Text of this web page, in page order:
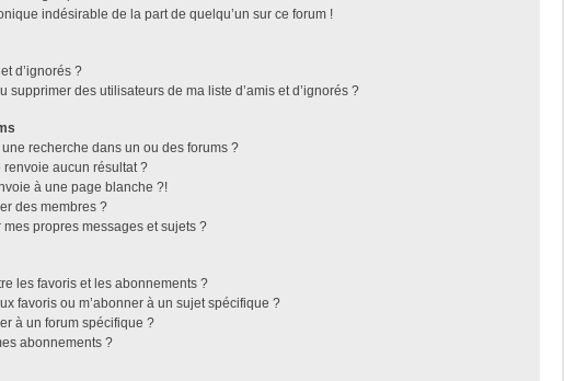
indésirable de la part de quelqu’un sur ce forum !
d’ignorés ?
supprimer des utilisateurs de ma liste d’amis et d’ignorés ?
recherche dans un ou des forums ?
aucun résultat ?
à une page blanche ?!
des membres ?
propres messages et sujets ?
les favoris et les abonnements ?
favoris ou m’abonner à un sujet spécifique ?
à un forum spécifique ?
abonnements ?